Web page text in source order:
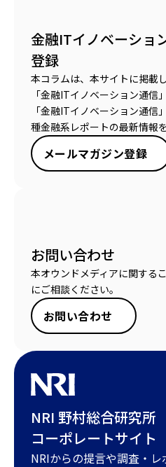
金融ITイノベーショ
登録
本コラムは、本サイトに掲載
「金融ITイノベーション通信
「金融ITイノベーション通信
種金融系レポートの最新情報
メールマガジン登録
お問い合わせ
本オウンドメディアに関する
にご相談ください。
お問い合わせ
NRI 野村総合研究所
コーポレートサイト
NRIからの提言や調査・